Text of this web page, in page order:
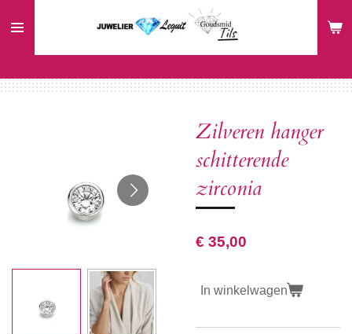
direct
hoofdinhoud
Zilveren hanger
schitterende
zirconia
€ 35,00
In winkelwagen